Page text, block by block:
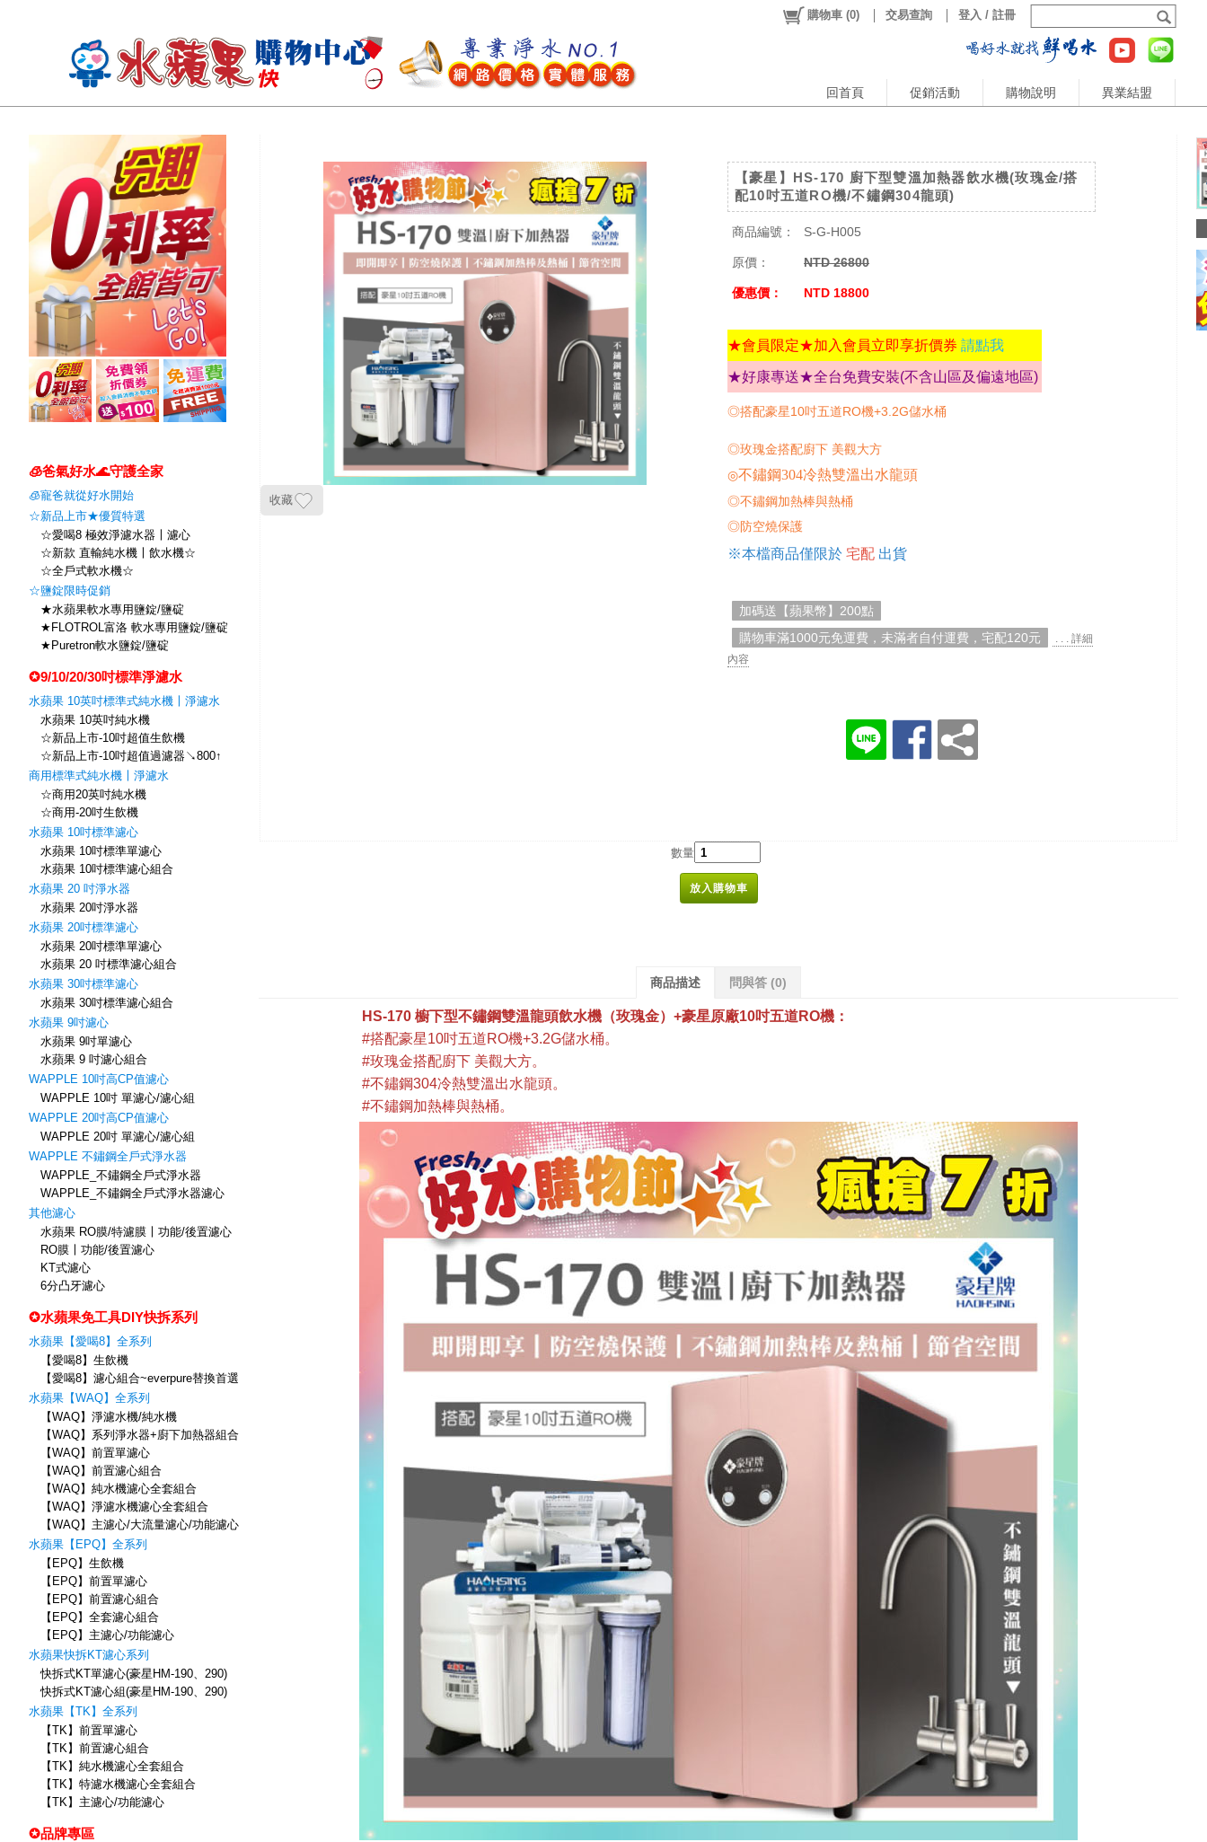
回首頁 促銷活動 購物說明 異業結盟
購物車 (0) 交易查詢 登入 / 註冊
🧊爸氣好水🌊守護全家
🧊寵爸就從好水開始
☆新品上市★優質特選
☆愛喝8 極效淨濾水器〡濾心
☆新款 直輸純水機〡飲水機☆
☆全戶式軟水機☆
☆鹽錠限時促銷
★水蘋果軟水專用鹽錠/鹽碇
★FLOTROL富洛 軟水專用鹽錠/鹽碇
★Puretron軟水鹽錠/鹽碇
✪9/10/20/30吋標準淨濾水
水蘋果 10英吋標準式純水機〡淨濾水
水蘋果 10英吋純水機
☆新品上市-10吋超值生飲機
☆新品上市-10吋超值過濾器↘800↑
商用標準式純水機〡淨濾水
☆商用20英吋純水機
☆商用-20吋生飲機
水蘋果 10吋標準濾心
水蘋果 10吋標準單濾心
水蘋果 10吋標準濾心組合
水蘋果 20 吋淨水器
水蘋果 20吋淨水器
水蘋果 20吋標準濾心
水蘋果 20吋標準單濾心
水蘋果 20 吋標準濾心組合
水蘋果 30吋標準濾心
水蘋果 30吋標準濾心組合
水蘋果 9吋濾心
水蘋果 9吋單濾心
水蘋果 9 吋濾心組合
WAPPLE 10吋高CP值濾心
WAPPLE 10吋 單濾心/濾心組
WAPPLE 20吋高CP值濾心
WAPPLE 20吋 單濾心/濾心組
WAPPLE 不鏽鋼全戶式淨水器
WAPPLE_不鏽鋼全戶式淨水器
WAPPLE_不鏽鋼全戶式淨水器濾心
其他濾心
水蘋果 RO膜/特濾膜〡功能/後置濾心
RO膜〡功能/後置濾心
KT式濾心
6分凸牙濾心
✪水蘋果免工具DIY快拆系列
水蘋果【愛喝8】全系列
【愛喝8】生飲機
【愛喝8】濾心組合~everpure替換首選
水蘋果【WAQ】全系列
【WAQ】淨濾水機/純水機
【WAQ】系列淨水器+廚下加熱器組合
【WAQ】前置單濾心
【WAQ】前置濾心組合
【WAQ】純水機濾心全套組合
【WAQ】淨濾水機濾心全套組合
【WAQ】主濾心/大流量濾心/功能濾心
水蘋果【EPQ】全系列
【EPQ】生飲機
【EPQ】前置單濾心
【EPQ】前置濾心組合
【EPQ】全套濾心組合
【EPQ】主濾心/功能濾心
水蘋果快拆KT濾心系列
快拆式KT單濾心(豪星HM-190、290)
快拆式KT濾心組(豪星HM-190、290)
水蘋果【TK】全系列
【TK】前置單濾心
【TK】前置濾心組合
【TK】純水機濾心全套組合
【TK】特濾水機濾心全套組合
【TK】主濾心/功能濾心
✪品牌專區
收藏
【豪星】HS-170 廚下型雙溫加熱器飲水機(玫瑰金/搭
配10吋五道RO機/不鏽鋼304龍頭)
商品編號： S-G-H005
原價： NTD 26800
優惠價： NTD 18800
★會員限定★加入會員立即享折價券 請點我
★好康專送★全台免費安裝(不含山區及偏遠地區)
◎搭配豪星10吋五道RO機+3.2G儲水桶
◎玫瑰金搭配廚下 美觀大方
◎不鏽鋼304冷熱雙溫出水龍頭
◎不鏽鋼加熱棒與熱桶
◎防空燒保護
※本檔商品僅限於 宅配 出貨
加碼送【蘋果幣】200點
購物車滿1000元免運費，未滿者自付運費，宅配120元
. . . 詳細
內容
數量
放入購物車
商品描述 問與答 (0)